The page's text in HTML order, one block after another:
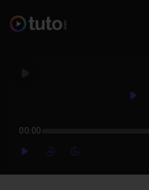
Play
00:00
ForwardForward